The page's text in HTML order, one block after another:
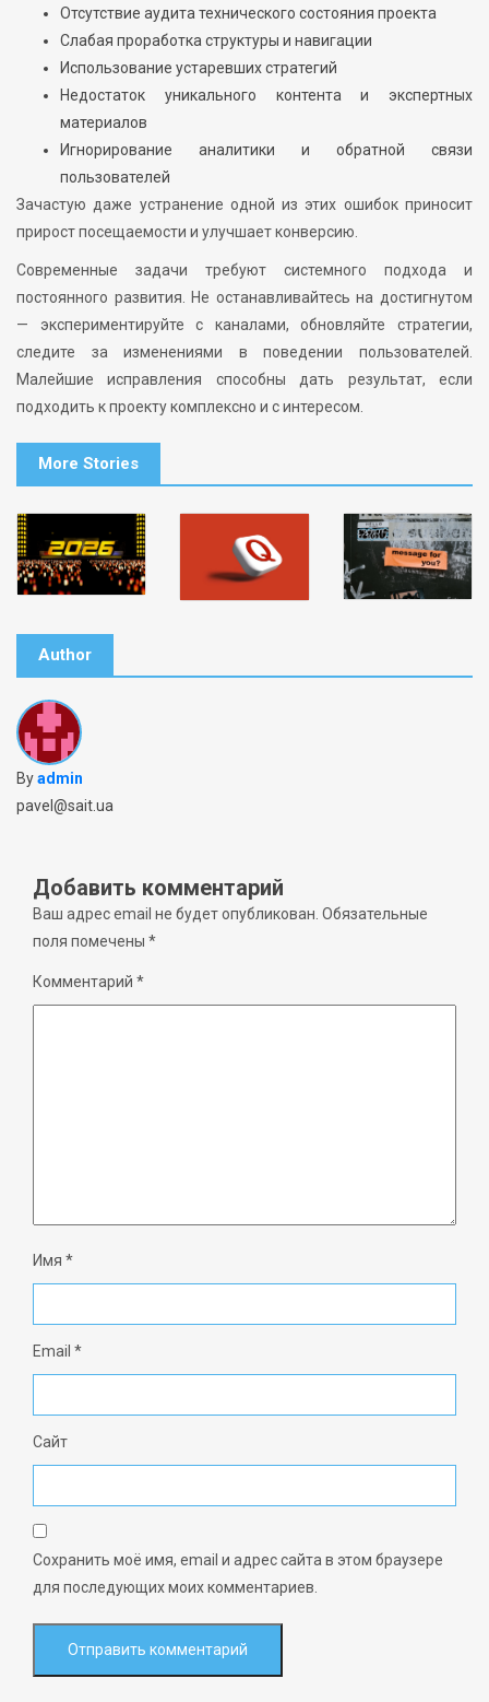
Отсутствие аудита технического состояния проекта
Слабая проработка структуры и навигации
Использование устаревших стратегий
Недостаток уникального контента и экспертных
материалов
Игнорирование аналитики и обратной связи
пользователей
Зачастую даже устранение одной из этих ошибок приносит
прирост посещаемости и улучшает конверсию.
Современные задачи требуют системного подхода и
постоянного развития. Не останавливайтесь на достигнутом
— экспериментируйте с каналами, обновляйте стратегии,
следите за изменениями в поведении пользователей.
Малейшие исправления способны дать результат, если
подходить к проекту комплексно и с интересом.
More Stories
Author
Byadmin
pavel@sait.ua
Добавить комментарий
Ваш адрес email не будет опубликован. Обязательные
поля помечены *
Комментарий *
Имя *
Email *
Сайт
Сохранить моё имя, email и адрес сайта в этом браузере
для последующих моих комментариев.